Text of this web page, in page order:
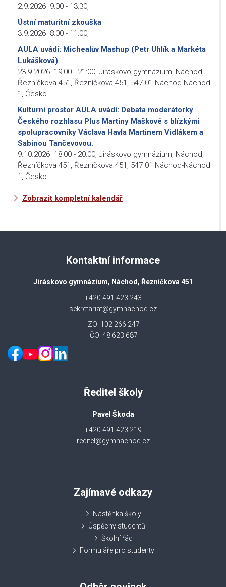
2.9.2026 9:00 - 13:30,
Ústní maturitní zkouška
3.9.2026 8:00 - 11:00,
AULA uvádí: Michealův Mashup (Petr Uhlík a Markéta
Lukášková)
23.9.2026 19:00 - 21:00, Jiráskovo gymnázium, Náchod,
Řezníčkova 451, Řezníčkova 451, 547 01 Náchod-Náchod
1, Česko
Kulturní prostor AULA uvádí: Debata moderátorky
Českého rozhlasu Plus Martiny Maškové s blízkými
spolupracovníky Václava Havla Martinem Vidlákem a
Sabinou Tančevovou.
9.10.2026 18:00 - 20:00, Jiráskovo gymnázium, Náchod,
Řezníčkova 451, Řezníčkova 451, 547 01 Náchod-Náchod
1, Česko
Zobrazit kompletní kalendář
Kontaktní informace
Jiráskovo gymnázium, Náchod, Řezníčkova 451
+420 491 423 243
sekretariat@gymnachod.cz
IZO: 102 266 247
IČO: 48 623 687
Ředitel školy
Pavel Škoda
+420 491 423 219
reditel@gymnachod.cz
Zajímavé odkazy
Nástěnka školy
Úspěchy studentů
Školní řád
Formuláře pro studenty